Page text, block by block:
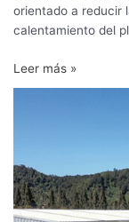
orientado a reducir
calentamiento del
Leer más »
al
servicio
de